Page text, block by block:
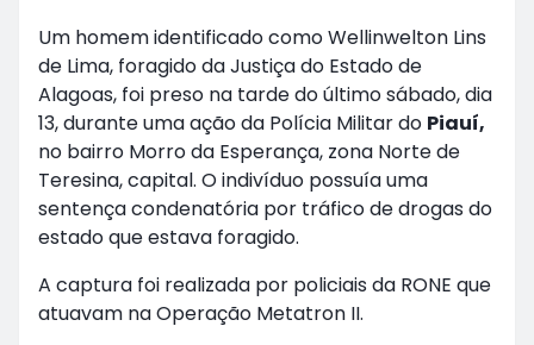
Um homem identificado como Wellinwelton Lins
de Lima, foragido da Justiça do Estado de
Alagoas, foi preso na tarde do último sábado, dia
13, durante uma ação da Polícia Militar do Piauí,
no bairro Morro da Esperança, zona Norte de
Teresina, capital. O indivíduo possuía uma
sentença condenatória por tráfico de drogas do
estado que estava foragido.
A captura foi realizada por policiais da RONE que
atuavam na Operação Metatron II.